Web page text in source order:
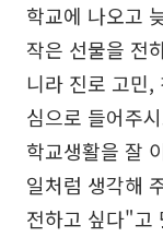
학교에 나오고
작은 선물을 전
니라 진로 고민,
심으로 들어주
학교생활을 잘
일처럼 생각해
전하고 싶다"고